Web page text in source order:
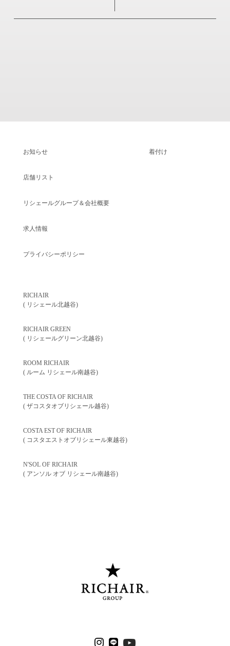
お知らせ
店舗リスト
リシェールグループ＆会社概要
求人情報
プライバシーポリシー
着付け
RICHAIR
( リシェール北越谷)
RICHAIR GREEN
( リシェールグリーン北越谷)
ROOM RICHAIR
( ルーム リシェール南越谷)
THE COSTA OF RICHAIR
( ザコスタオブリシェール越谷)
COSTA EST OF RICHAIR
( コスタエストオブリシェール東越谷)
N'SOL OF RICHAIR
( アンソル オブ リシェール南越谷)